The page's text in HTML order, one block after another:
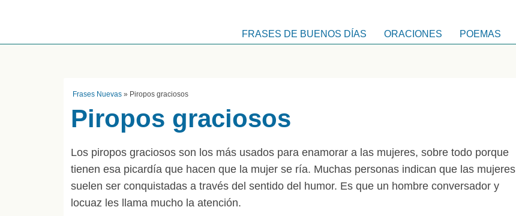
FRASES DE BUENOS DÍAS ORACIONES POEMAS
Frases Nuevas » Piropos graciosos
Piropos graciosos
Los piropos graciosos son los más usados para enamorar a las mujeres, sobre todo porque
tienen esa picardía que hacen que la mujer se ría. Muchas personas indican que las mujeres
suelen ser conquistadas a través del sentido del humor. Es que un hombre conversador y
locuaz les llama mucho la atención.